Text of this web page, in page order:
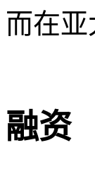
而在
融资